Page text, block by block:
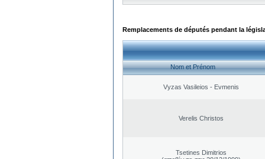
Remplacements de députés pendant la
Nom et Prénom
Vyzas Vasileios - Evmenis
Verelis Christos
Tsetines Dimitrios